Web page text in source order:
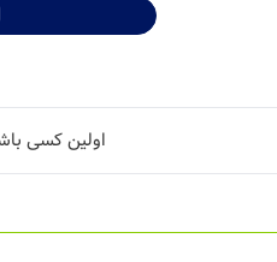
اولین کسی